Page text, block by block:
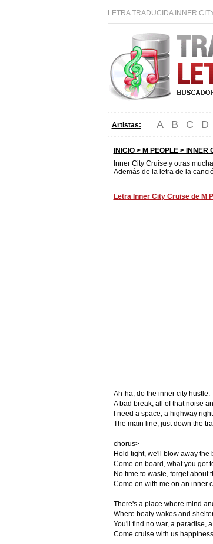
LETRA TRADUCIDA INNER
Artistas: A B C D
INICIO > M PEOPLE> INNER
Inner City Cruise y otras
Además de la letra de la
Letra Inner City Cruise de M
Ah-ha, do the inner city hustle.
A bad break, all of that noise
I need a space, a highway
The main line, just down the
chorus>
Hold tight, we'll blow away the
Come on board, what you got
No time to waste, forget about
Come on with me on an inner
There's a place where mind
Where beaty wakes and
You'll find no war, a paradise,
Come cruise with us